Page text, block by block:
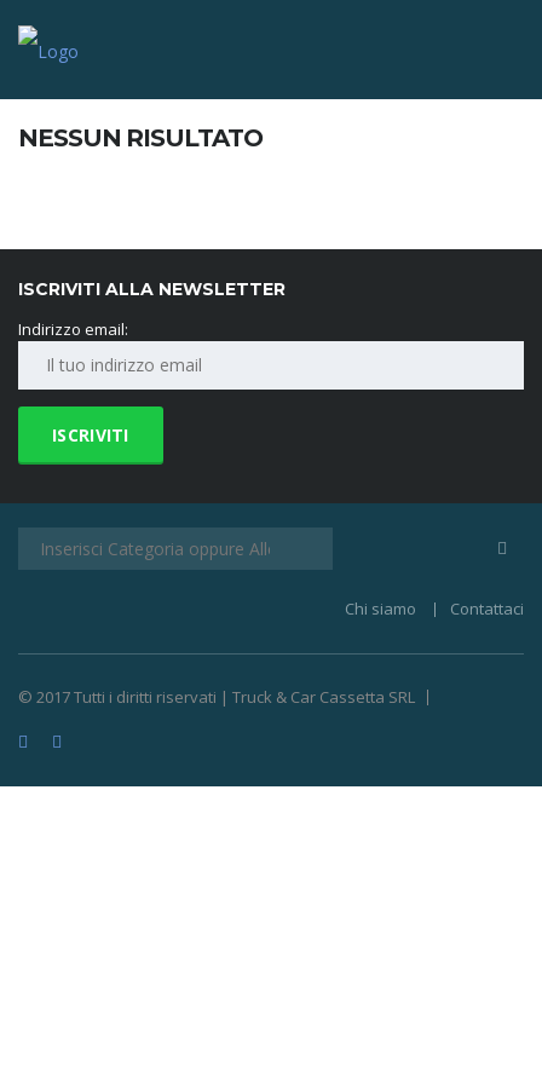
NESSUN RISULTATO
ISCRIVITI ALLA NEWSLETTER
Indirizzo email:
Chi siamo Contattaci
© 2017 Tutti i diritti riservati | Truck & Car Cassetta SRL